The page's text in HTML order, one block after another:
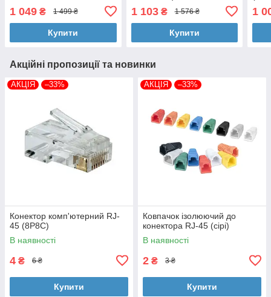
1 049 ₴ 1 499 ₴
Купити
(NB00000299)
1 103₴ 1 576 ₴
Купити
1
Акційні пропозиції та новинки
АКЦІЯ –33%
Конектор комп'ютерний RJ-
45 (8P8C)
В наявності
4 ₴ 6 ₴
Купити
АКЦІЯ –33%
Ковпачок ізолюючий до
конектора RJ-45 (сірі)
В наявності
2 ₴ 3 ₴
Купити